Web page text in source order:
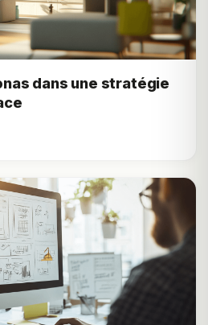
dans une stratégie